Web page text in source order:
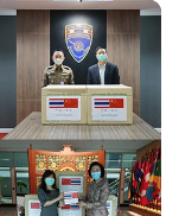
เชื้อ อย่างไรก็ตาม
อมูลเพื่อให้
ว่างวันที่ 4 ม.ค.-4
ของผู้ติดเชื้อ
ราย โรคประจำตัว
โรคไตเรื้อรัง